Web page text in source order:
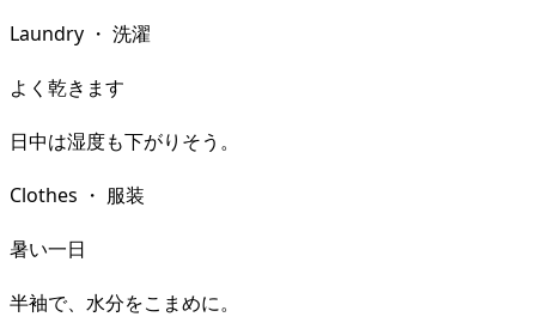
Laundry ・ 洗濯
よく乾きます
日中は湿度も下がりそう。
Clothes ・ 服装
暑い一日
半袖で、水分をこまめに。